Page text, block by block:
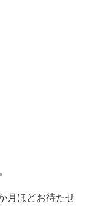
月ほどお待たせ